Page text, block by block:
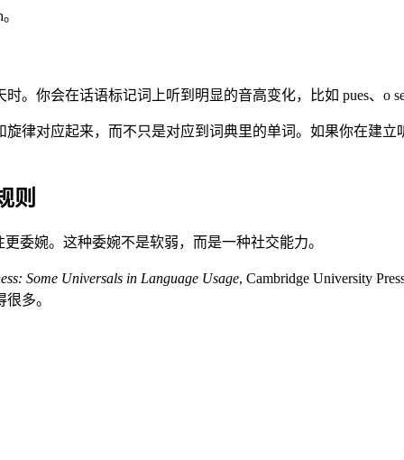
你会在话语标记词上听到明显的音高变化，比如 pues、o
律对应起来，而不只是对应到词典里的单词。如果你在建立
则
委婉。这种委婉不是软弱，而是一种社交能力。
Some Universals in Language Usage, Cambridge University
多。